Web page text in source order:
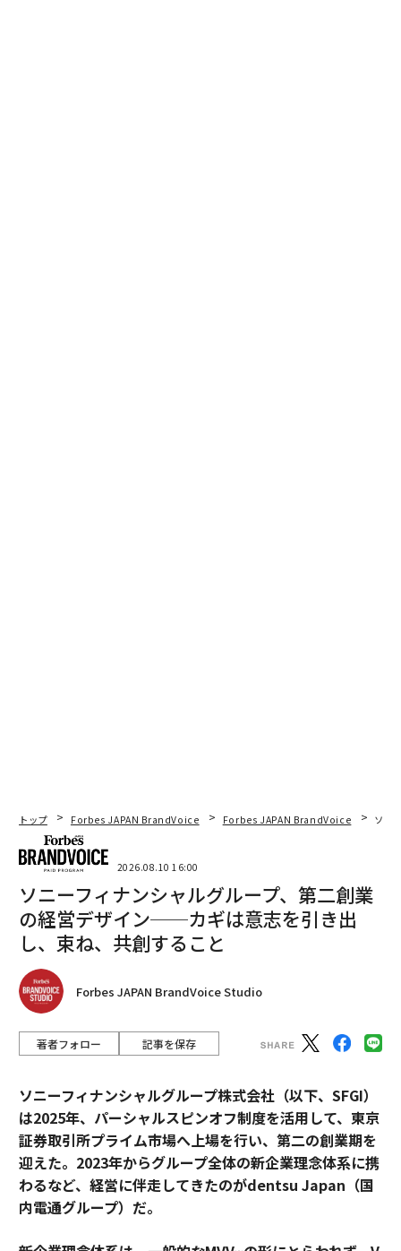
トップ Forbes JAPAN BrandVoice Forbes JAPAN BrandVoice ソニ
2026.08.10 16:00
ソニーフィナンシャルグループ、第二創業
の経営デザイン──カギは意志を引き出
し、束ね、共創すること
Forbes JAPAN BrandVoice Studio
著者フォロー 記事を保存
ソニーフィナンシャルグループ株式会社（以下、SFGI）
は2025年、パーシャルスピンオフ制度を活用して、東京
証券取引所プライム市場へ上場を行い、第二の創業期を
迎えた。2023年からグループ全体の新企業理念体系に携
わるなど、経営に伴走してきたのがdentsu Japan（国
内電通グループ）だ。